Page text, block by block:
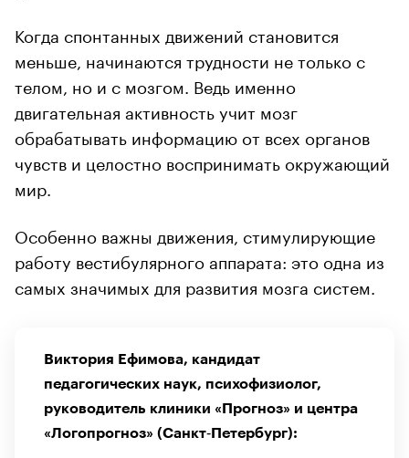
Когда спонтанных движений становится
меньше, начинаются трудности не только с
телом, но и с мозгом. Ведь именно
двигательная активность учит мозг
обрабатывать информацию от всех органов
чувств и целостно воспринимать окружающий
мир.
Особенно важны движения, стимулирующие
работу вестибулярного аппарата: это одна из
самых значимых для развития мозга систем.
Виктория Ефимова, кандидат
педагогических наук, психофизиолог,
руководитель клиники «Прогноз» и центра
«Логопрогноз» (Санкт‑Петербург):